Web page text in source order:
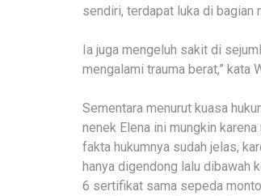
sendiri, terdapat luka di bagian
Ia juga mengeluh sakit di
mengalami trauma berat,” kata
Sementara menurut kuasa
nenek Elena ini mungkin
fakta hukumnya sudah jelas,
hanya digendong lalu dibawah
6 sertifikat sama sepeda